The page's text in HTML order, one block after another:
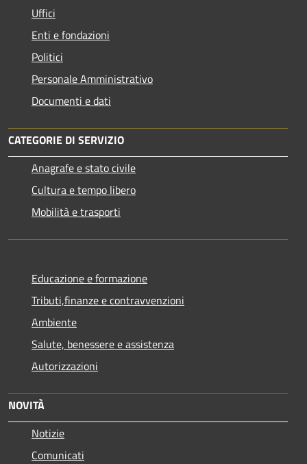
Uffici
Enti e fondazioni
Politici
Personale Amministrativo
Documenti e dati
CATEGORIE DI SERVIZIO
Anagrafe e stato civile
Cultura e tempo libero
Mobilità e trasporti
Educazione e formazione
Tributi,finanze e contravvenzioni
Ambiente
Salute, benessere e assistenza
Autorizzazioni
NOVITÀ
Notizie
Comunicati